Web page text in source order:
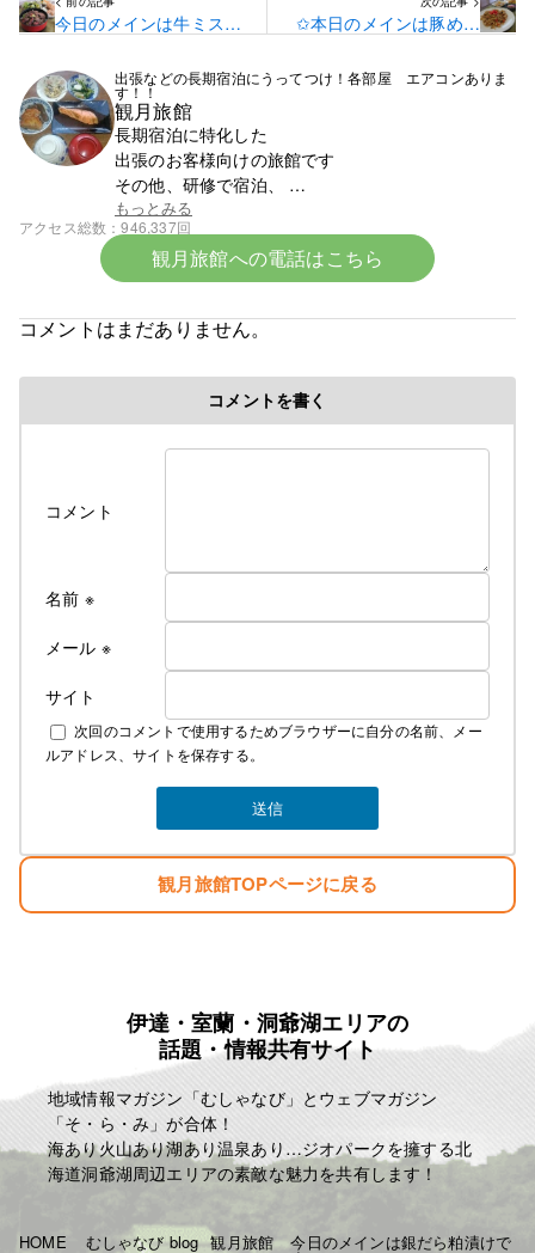
今日のメインは牛ミスジ
✩本日のメインは豚めし
出張などの長期宿泊にうってつけ！各部屋 エアコンありま
す！！
観月旅館
長期宿泊に特化した
出張のお客様向けの旅館です
その他、研修で宿泊、
スポーツ少年団での団体宿泊なども受け付けており
ます
まずはお電話ください。0142-23-1393です。
令和８年各部屋エアコン導入により
なお、詳しいご料金につきましては
下記にて説明しております
素泊まり ￥4000 税込み ￥4400
夕食 ￥1300 税込み ￥1430
朝食 ￥700 税込み ￥770
お弁当 ￥750 税込み ￥825
例として
一泊三食 ￥6750 税込み ￥7425
一泊二食 ￥6000 税込み ￥6600
一泊夕食 ￥5300 税込み ￥5830
一泊朝食 ￥4700 税込み ￥5170
となります
よろしくお願いいたします！
もっとみる
アクセス総数 946,337回
観月旅館への電話はこちら
コメントはまだありません。
コメントを書く
コメント
名前 ※
メール ※
サイト
次回のコメントで使用するためブラウザーに自分の名前、メー
ルアドレス、サイトを保存する。
観月旅館TOPページに戻る
伊達・室蘭・洞爺湖エリアの
話題・情報共有サイト
地域情報マガジン「むしゃなび」とウェブマガジン
「そ・ら・み」が合体！
海あり火山あり湖あり温泉あり…ジオパークを擁する北
海道洞爺湖周辺エリアの素敵な魅力を共有します！
HOME むしゃなび blog 観月旅館 今日のメインは銀だら粕漬けで